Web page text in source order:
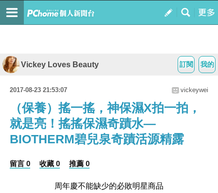
我的
訂閱
Vickey Loves Beauty
2017-08-23 21:53:07 vickeywei
（保養）搖一搖，神保濕X拍一拍，
就是亮！搖搖保濕奇蹟水—
BIOTHERM碧兒泉奇蹟活源精露
留言 0 收藏 0 推薦 0
周年慶不能缺少的必敗明星商品